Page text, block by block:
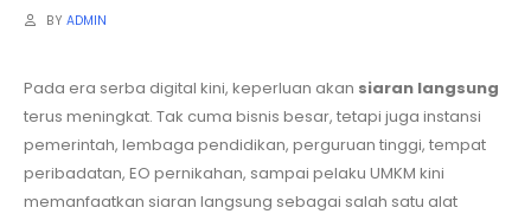
BY ADMIN
Pada era serba digital kini, keperluan akan siaran langsung
terus meningkat. Tak cuma bisnis besar, tetapi juga instansi
pemerintah, lembaga pendidikan, perguruan tinggi, tempat
peribadatan, EO pernikahan, sampai pelaku UMKM kini
memanfaatkan siaran langsung sebagai salah satu alat